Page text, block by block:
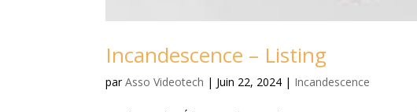
Incandescence – Listing
parAsso Videotech | Juin 22, 2024 | Incandescence